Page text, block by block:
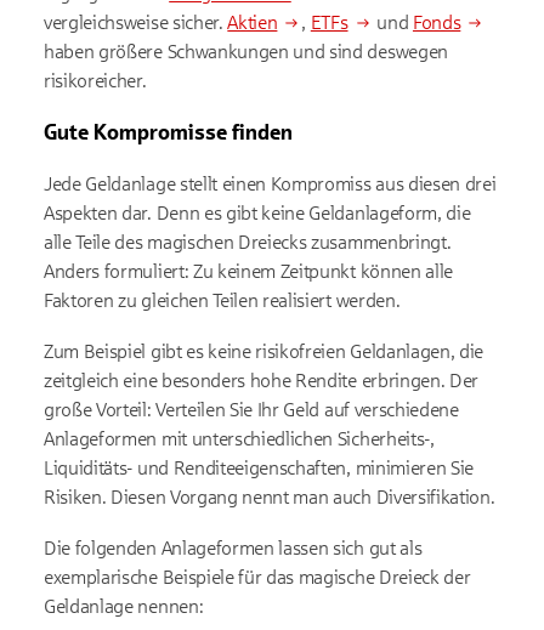
vergleichsweise sicher.Aktien , ETFs und Fonds
haben größere Schwankungen und sind deswegen
risikoreicher.
Gute Kompromisse finden
Jede Geldanlage stellt einen Kompromiss aus diesen drei
Aspekten dar. Denn es gibt keine Geldanlageform, die
alle Teile des magischen Dreiecks zusammenbringt.
Anders formuliert: Zu keinem Zeitpunkt können alle
Faktoren zu gleichen Teilen realisiert werden.
Zum Beispiel gibt es keine risikofreien Geldanlagen, die
zeitgleich eine besonders hohe Rendite erbringen. Der
große Vorteil: Verteilen Sie Ihr Geld auf verschiedene
Anlageformen mit unterschiedlichen Sicherheits-,
Liquiditäts- und Renditeeigenschaften, minimieren Sie
Risiken. Diesen Vorgang nennt man auch Diversifikation.
Die folgenden Anlageformen lassen sich gut als
exemplarische Beispiele für das magische Dreieck der
Geldanlage nennen: